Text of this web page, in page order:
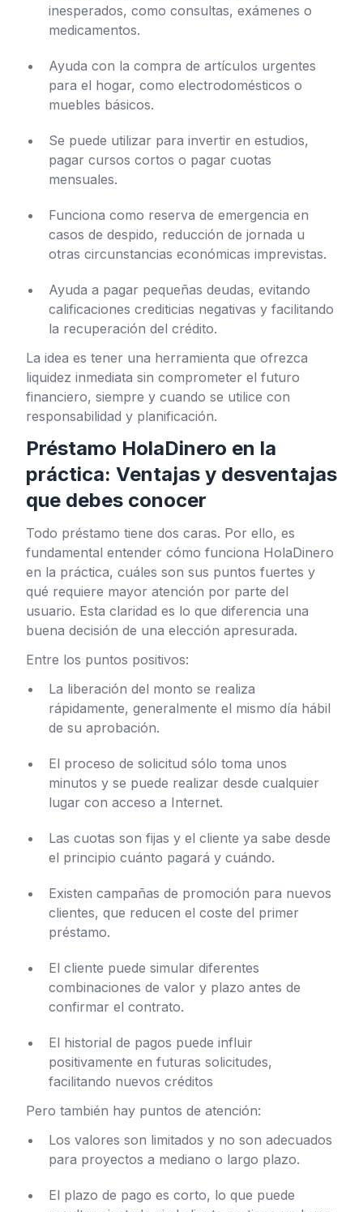
inesperados, como consultas, exámenes o
medicamentos.
Ayuda con la compra de artículos urgentes
para el hogar, como electrodomésticos o
muebles básicos.
Se puede utilizar para invertir en estudios,
pagar cursos cortos o pagar cuotas
mensuales.
Funciona como reserva de emergencia en
casos de despido, reducción de jornada u
otras circunstancias económicas imprevistas.
Ayuda a pagar pequeñas deudas, evitando
calificaciones crediticias negativas y facilitando
la recuperación del crédito.
La idea es tener una herramienta que ofrezca
liquidez inmediata sin comprometer el futuro
financiero, siempre y cuando se utilice con
responsabilidad y planificación.
Préstamo HolaDinero en la
práctica: Ventajas y desventajas
que debes conocer
Todo préstamo tiene dos caras. Por ello, es
fundamental entender cómo funciona HolaDinero
en la práctica, cuáles son sus puntos fuertes y
qué requiere mayor atención por parte del
usuario. Esta claridad es lo que diferencia una
buena decisión de una elección apresurada.
Entre los puntos positivos:
La liberación del monto se realiza
rápidamente, generalmente el mismo día hábil
de su aprobación.
El proceso de solicitud sólo toma unos
minutos y se puede realizar desde cualquier
lugar con acceso a Internet.
Las cuotas son fijas y el cliente ya sabe desde
el principio cuánto pagará y cuándo.
Existen campañas de promoción para nuevos
clientes, que reducen el coste del primer
préstamo.
El cliente puede simular diferentes
combinaciones de valor y plazo antes de
confirmar el contrato.
El historial de pagos puede influir
positivamente en futuras solicitudes,
facilitando nuevos créditos
Pero también hay puntos de atención:
Los valores son limitados y no son adecuados
para proyectos a mediano o largo plazo.
El plazo de pago es corto, lo que puede